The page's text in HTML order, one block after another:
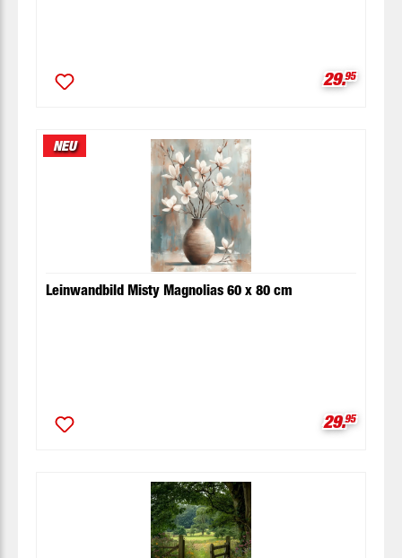
29.95
NEU
Leinwandbild Misty Magnolias 60 x 80 cm
29.95